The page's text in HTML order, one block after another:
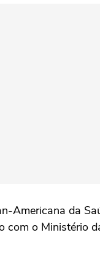
Americana da
o Ministério